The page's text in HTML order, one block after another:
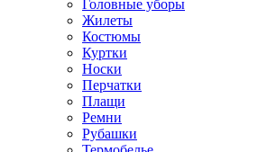
Головные уборы
Жилеты
Костюмы
Куртки
Носки
Перчатки
Плащи
Ремни
Рубашки